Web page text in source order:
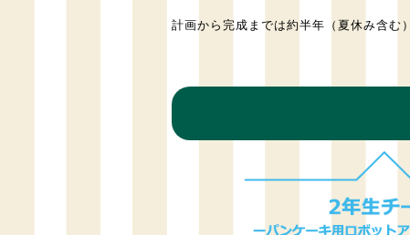
計画から完成までは約半年（夏休み含む）